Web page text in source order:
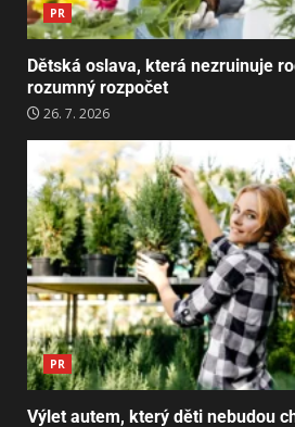
PR
Dětská oslava, která nezruinuje
rozumný rozpočet
26. 7. 2026
PR
Výlet autem, který děti nebudou